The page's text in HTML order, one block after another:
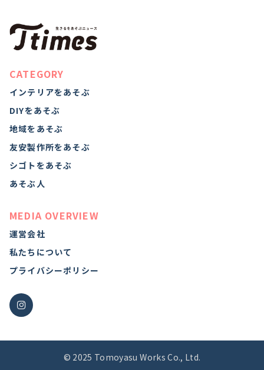
CATEGORY
インテリアをあそぶ
DIYをあそぶ
地域をあそぶ
友安製作所をあそぶ
シゴトをあそぶ
あそぶ人
MEDIA OVERVIEW
運営会社
私たちについて
プライバシーポリシー
© 2025 Tomoyasu Works Co., Ltd.